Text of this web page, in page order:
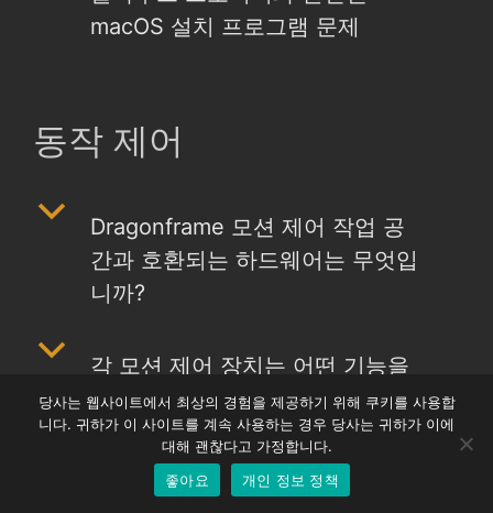
macOS 설치 프로그램 문제
동작 제어
b
Dragonframe 모션 제어 작업 공
간과 호환되는 하드웨어는 무엇입
니까?
b
각 모션 제어 장치는 어떤 기능을
제공합니까?
DMC-16(또는 DMC-32)은 언제
구입할 수 있습니까?
당사는 웹사이트에서 최상의 경험을 제공하기 위해 쿠키를 사용합
니다. 귀하가 이 사이트를 계속 사용하는 경우 당사는 귀하가 이에
대해 괜찮다고 가정합니다.
좋아요
개인 정보 정책
German
Spanish
Japanese
Chinese